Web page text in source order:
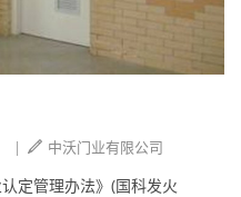
| 中沃门业有限公司
定管理办法》(国科发火